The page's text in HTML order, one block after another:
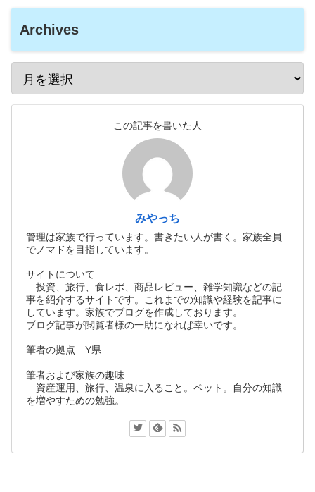
Archives
この記事を書いた人
みやっち
管理は家族で行っています。書きたい人が書く。家族全員
でノマドを目指しています。
サイトについて
投資、旅行、食レポ、商品レビュー、雑学知識などの記
事を紹介するサイトです。これまでの知識や経験を記事に
しています。家族でブログを作成しております。
ブログ記事が閲覧者様の一助になれば幸いです。
筆者の拠点 Y県
筆者および家族の趣味
資産運用、旅行、温泉に入ること。ペット。自分の知識
を増やすための勉強。